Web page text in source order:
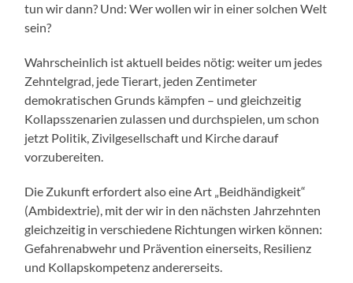
tun wir dann? Und: Wer wollen wir in einer solchen Welt
sein?
Wahrscheinlich ist aktuell beides nötig: weiter um jedes
Zehntelgrad, jede Tierart, jeden Zentimeter
demokratischen Grunds kämpfen – und gleichzeitig
Kollapsszenarien zulassen und durchspielen, um schon
jetzt Politik, Zivilgesellschaft und Kirche darauf
vorzubereiten.
Die Zukunft erfordert also eine Art „Beidhändigkeit“
(Ambidextrie), mit der wir in den nächsten Jahrzehnten
gleichzeitig in verschiedene Richtungen wirken können:
Gefahrenabwehr und Prävention einerseits, Resilienz
und Kollapskompetenz andererseits.